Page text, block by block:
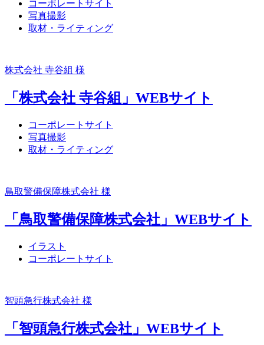
コーポレートサイト
写真撮影
取材・ライティング
株式会社 寺谷組 様
「株式会社 寺谷組」WEBサイト
コーポレートサイト
写真撮影
取材・ライティング
鳥取警備保障株式会社 様
「鳥取警備保障株式会社」WEBサイト
イラスト
コーポレートサイト
智頭急行株式会社 様
「智頭急行株式会社」WEBサイト